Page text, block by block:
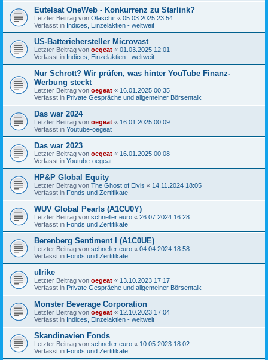
Eutelsat OneWeb - Konkurrenz zu Starlink?
Letzter Beitrag von Olaschir « 05.03.2025 23:54
Verfasst in Indices, Einzelaktien - weltweit
US-Batteriehersteller Microvast
Letzter Beitrag von oegeat « 01.03.2025 12:01
Verfasst in Indices, Einzelaktien - weltweit
Nur Schrott? Wir prüfen, was hinter YouTube Finanz-
Werbung steckt
Letzter Beitrag von oegeat « 16.01.2025 00:35
Verfasst in Private Gespräche und allgemeiner Börsentalk
Das war 2024
Letzter Beitrag von oegeat « 16.01.2025 00:09
Verfasst in Youtube-oegeat
Das war 2023
Letzter Beitrag von oegeat « 16.01.2025 00:08
Verfasst in Youtube-oegeat
HP&P Global Equity
Letzter Beitrag von The Ghost of Elvis « 14.11.2024 18:05
Verfasst in Fonds und Zertifikate
WUV Global Pearls (A1CU0Y)
Letzter Beitrag von schneller euro « 26.07.2024 16:28
Verfasst in Fonds und Zertifikate
Berenberg Sentiment I (A1C0UE)
Letzter Beitrag von schneller euro « 04.04.2024 18:58
Verfasst in Fonds und Zertifikate
ulrike
Letzter Beitrag von oegeat « 13.10.2023 17:17
Verfasst in Private Gespräche und allgemeiner Börsentalk
Monster Beverage Corporation
Letzter Beitrag von oegeat « 12.10.2023 17:04
Verfasst in Indices, Einzelaktien - weltweit
Skandinavien Fonds
Letzter Beitrag von schneller euro « 10.05.2023 18:02
Verfasst in Fonds und Zertifikate